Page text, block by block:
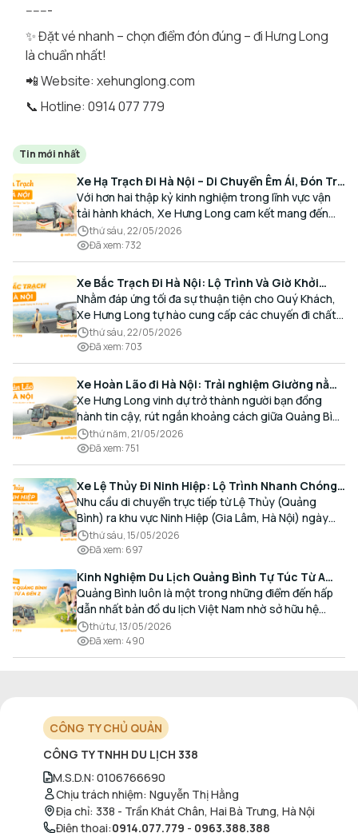
-------
✨ Đặt vé nhanh – chọn điểm đón đúng – đi Hưng Long
là chuẩn nhất!
📲 Website: xehunglong.com
📞 Hotline: 0914 077 779
Tin mới nhất
Xe Hạ Trạch Đi Hà Nội – Di Chuyển Êm Ái, Đón Trả
Tận Nơi Cùng Xe Hưng Long
Với hơn hai thập kỷ kinh nghiệm trong lĩnh vực vận
tải hành khách, Xe Hưng Long cam kết mang đến
cho Quý Khách một hành trình di chuyển trọn vẹn,
thoải mái và đúng giờ.
thứ sáu, 22/05/2026
Đã xem:732
Xe Bắc Trạch Đi Hà Nội: Lộ Trình Và Giờ Khởi
Hành Cùng Xe Hưng Long
Nhằm đáp ứng tối đa sự thuận tiện cho Quý Khách,
Xe Hưng Long tự hào cung cấp các chuyến đi chất
lượng cao, an toàn với lịch trình linh hoạt mỗi ngày.
thứ sáu, 22/05/2026
Đã xem:703
Xe Hoàn Lão đi Hà Nội: Trải nghiệm Giường nằm
Cao cấp, Đón trả Tận nơi
Xe Hưng Long vinh dự trở thành người bạn đồng
hành tin cậy, rút ngắn khoảng cách giữa Quảng Bình
và Thủ đô bằng chất lượng dịch vụ chuẩn mực.
thứ năm, 21/05/2026
Đã xem:751
Xe Lệ Thủy Đi Ninh Hiệp: Lộ Trình Nhanh Chóng,
Đón Trả Tận Nơi
Nhu cầu di chuyển trực tiếp từ Lệ Thủy (Quảng
Bình) ra khu vực Ninh Hiệp (Gia Lâm, Hà Nội) ngày
càng gia tăng, đặc biệt đối với các hành khách có
nhu cầu giao thương, kinh doanh và mua sắm.
thứ sáu, 15/05/2026
Đã xem: 697
Kinh Nghiệm Du Lịch Quảng Bình Tự Túc Từ A
Đến Z Chi Tiết Nhất
Quảng Bình luôn là một trong những điểm đến hấp
dẫn nhất bản đồ du lịch Việt Nam nhờ sở hữu hệ
thống hang động kỳ vĩ, những bãi biển hoang sơ và
nét ẩm thực đậm đà bản sắc.
thứ tư, 13/05/2026
Đã xem: 490
CÔNG TY CHỦ QUẢN
CÔNG TY TNHH DU LỊCH 338
M.S.D.N: 0106766690
Chịu trách nhiệm: Nguyễn Thị Hằng
Địa chỉ: 338 - Trần Khát Chân, Hai Bà Trưng, Hà Nội
Điện thoại:0914.077.779 - 0963.388.388